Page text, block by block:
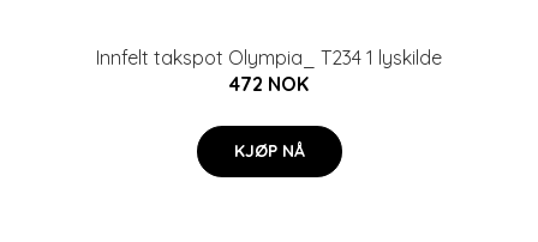
Innfelt takspot Olympia_ T234 1 lyskilde
472 NOK
KJØP NÅ